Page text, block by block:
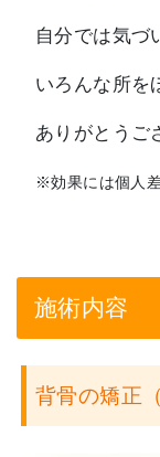
自分では気づ
いろんな所を
ありがとうご
※効果には個人
施術内容
背骨の矯正